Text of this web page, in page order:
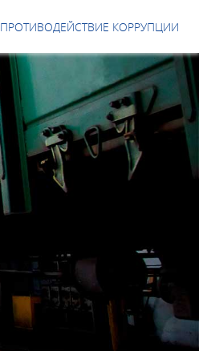
ПРОТИВОДЕЙСТВИЕ КОРРУПЦИИ